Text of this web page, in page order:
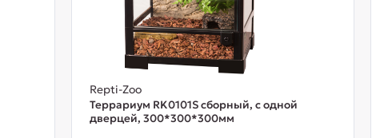
Repti-Zoo
Террариум RK0101S сборный, с одной
дверцей, 300*300*300мм